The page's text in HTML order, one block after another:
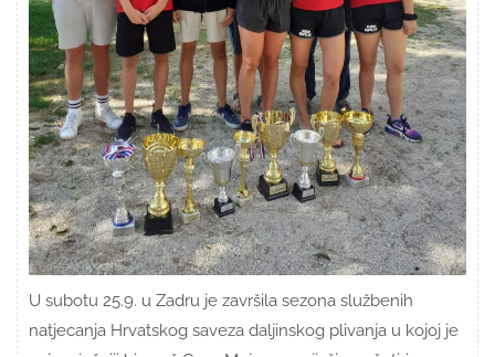
U subotu 25.9. u Zadru je završila sezona službenih
natjecanja Hrvatskog saveza daljinskog plivanja u kojoj je